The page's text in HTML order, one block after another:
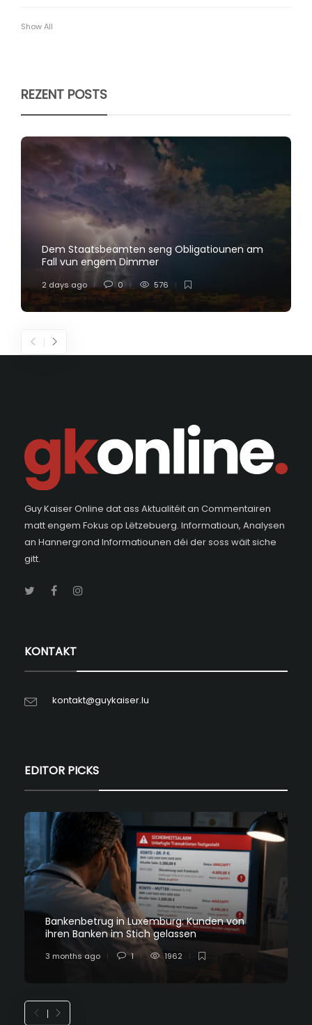
Show All
REZENT POSTS
Dem Staatsbeamten seng Obligatiounen am
Fall vun engem Dimmer
2 days ago 0 576
Guy Kaiser Online dat ass Aktualitéit an Commentairen
matt engem Fokus op Lëtzebuerg. Informatioun, Analysen
an Hannergrond Informatiounen déi der soss wäit siche
gitt.
KONTAKT
kontakt@guykaiser.lu
EDITOR PICKS
Bankenbetrug in Luxemburg: Kunden von
ihren Banken im Stich gelassen
3 months ago 1 1962